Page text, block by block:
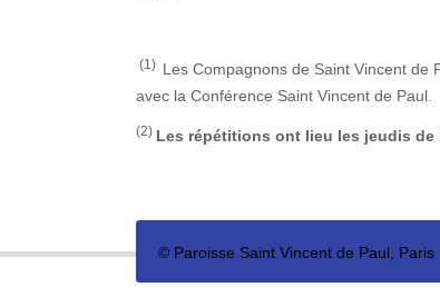
(1) Les Compagnons de Saint Vincent de
avec la Conférence Saint Vincent de Paul.
(2) Les répétitions ont lieu les jeudis de
© Paroisse Saint Vincent de Paul,